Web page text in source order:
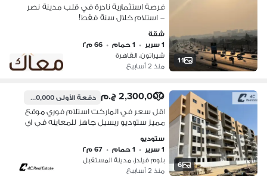
11
فرصة استثمارية نادرة في قلب مدينة نصر
– استلام خلال سنة فقط!
شقة
1 سرير
• 1 حمام • 66 م٢
شيراتون، القاهرة
منذ 2 أسابيع
6
2,300,000 ج.م دفعة الأولى1,900,000 ج.م
اقل سعر في الماركت استلام فوري موقع
مميز ستوديو ريسيل جاهز للمعاينه في اي
ستوديو
1 سرير
• 1 حمام • 67 م٢
بلوم فيلدز، مدينة المستقبل
منذ 2 أسابيع